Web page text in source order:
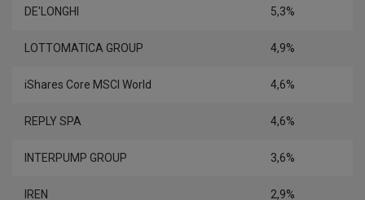
DE'LONGHI 5,3%
LOTTOMATICA GROUP 4,9%
iShares Core MSCI World 4,6%
REPLY SPA 4,6%
INTERPUMP GROUP 3,6%
IREN 2,9%